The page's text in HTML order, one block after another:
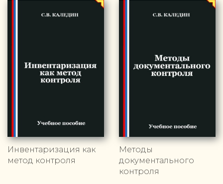
Инвентаризация как
метод контроля
Методы
документального
контроля